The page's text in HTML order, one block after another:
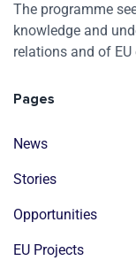
The programme
knowledge and
relations and of
Pages
News
Stories
Opportunities
EU Projects